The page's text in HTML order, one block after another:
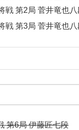
第2局 菅井竜也八
第3局 菅井竜也八
第6局 伊藤匠七段